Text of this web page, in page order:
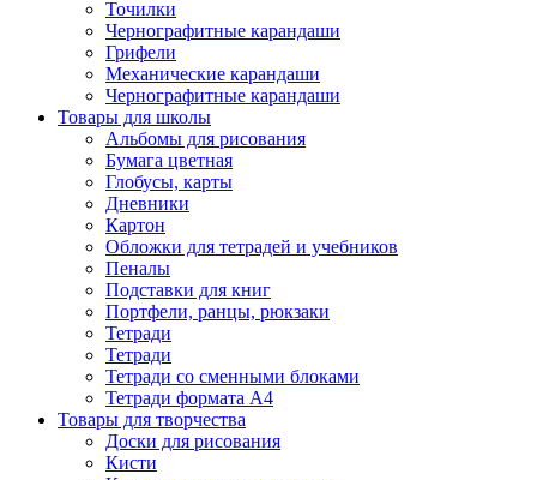
Точилки
Чернографитные карандаши
Грифели
Механические карандаши
Чернографитные карандаши
Товары для школы
Альбомы для рисования
Бумага цветная
Глобусы, карты
Дневники
Картон
Обложки для тетрадей и учебников
Пеналы
Подставки для книг
Портфели, ранцы, рюкзаки
Тетради
Тетради
Тетради со сменными блоками
Тетради формата А4
Товары для творчества
Доски для рисования
Кисти